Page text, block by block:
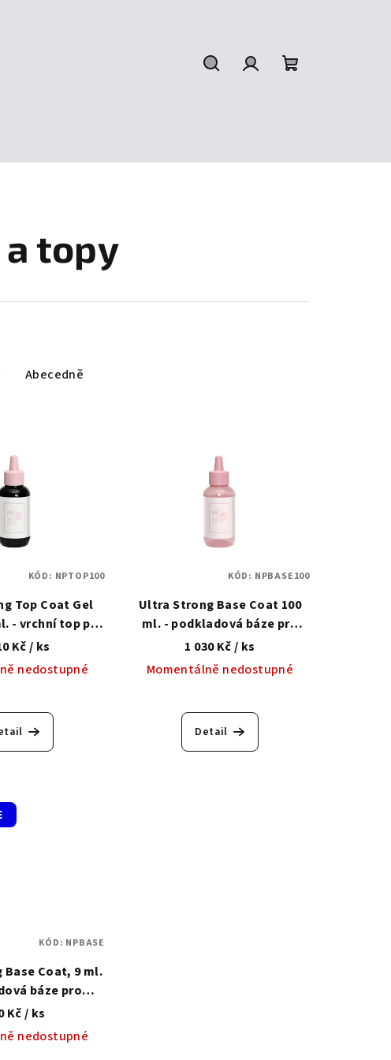
a topy
Abecedně
Top Coat Gel
- vrchní top pro
lak
Kč/ ks
nedostupné
KÓD: NPTOP100
Ultra Strong Base Coat 100
ml. - podkladová báze pro
klasický lak
1 030 Kč/ ks
Momentálně nedostupné
Detail
KÓD: NPBASE100
Coat, 9 ml.
báze pro
lak
Kč/ ks
nedostupné
KÓD: NPBASE